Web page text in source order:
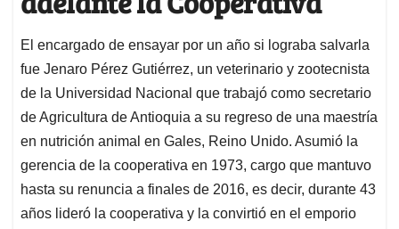
El encargado de ensayar por un año si lograba salvarla
fue Jenaro Pérez Gutiérrez, un veterinario y zootecnista
de la Universidad Nacional que trabajó como secretario
de Agricultura de Antioquia a su regreso de una maestría
en nutrición animal en Gales, Reino Unido. Asumió la
gerencia de la cooperativa en 1973, cargo que mantuvo
hasta su renuncia a finales de 2016, es decir, durante 43
años lideró la cooperativa y la convirtió en el emporio